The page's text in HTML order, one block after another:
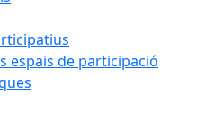
espais de participació